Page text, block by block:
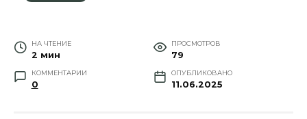
НА ЧТЕНИЕ
2 мин
ПРОСМОТРОВ
79
КОММЕНТАРИИ
0
ОПУБЛИКОВАНО
11.06.2025